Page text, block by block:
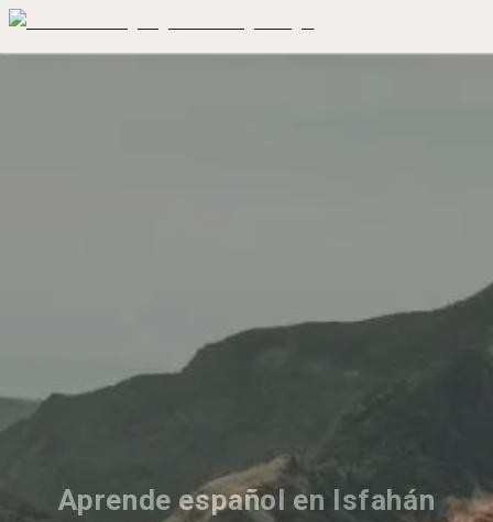
Aprende español en Isfahán